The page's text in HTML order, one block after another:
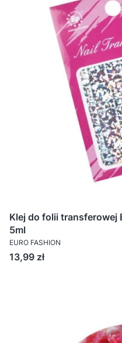
Klej do folii transferowej
5ml
EURO FASHION
Cena
13,99 zł